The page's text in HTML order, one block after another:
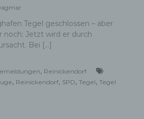
Tegel geschlossen – aber
noch: Jetzt wird er durch
Bei […]
, Reinickendorf
, Reinickendorf, SPD, Tegel, Tegel